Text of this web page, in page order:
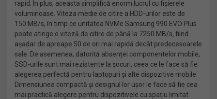
rapid. În plus, aceasta simplifică enorm lucrul cu fișierele
voluminoase. Viteza medie de citire a HDD-urilor este de
150 MB/s, în timp ce unitatea NVMe Samsung 990 EVO Plus
poate atinge o viteză de citire de până la 7250 MB/s, fiind
așadar de aproape 50 de ori mai rapidă decât predecesoarele
sale. De asemenea, datorită absenței componentelor mobile,
SSD-urile sunt mai rezistente la șocuri, ceea ce le face să fie
alegerea perfectă pentru laptopuri și alte dispozitive mobile.
Dimensiunea compactă și designul lor ușor le face să fie cea
mai practică alegere pentru dispozitivele cu spațiu limitat.